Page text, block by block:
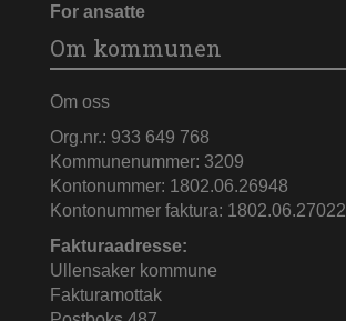
For ansatte
Om kommunen
Om oss
Org.nr.: 933 649 768
Kommunenummer: 3209
Kontonummer: 1802.06.26948
Kontonummer faktura: 1802.06.27022
Fakturaadresse:
Ullensaker kommune
Fakturamottak